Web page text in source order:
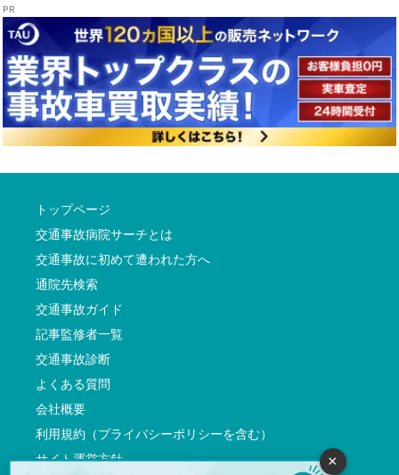
トップページ
交通事故病院サーチとは
交通事故に初めて遭われた方へ
通院先検索
交通事故ガイド
記事監修者一覧
交通事故診断
よくある質問
会社概要
利用規約（プライバシーポリシーを含む）
サイト運営方針
×